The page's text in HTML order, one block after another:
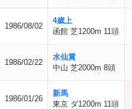
1986/08/02
4歳上
函館 芝1200m 11頭
1986/02/22
水仙賞
中山 芝2000m 8頭
1986/01/26
新馬
東京 ダ1200m 11頭